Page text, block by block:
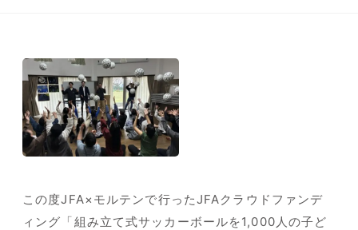
この度JFA×モルテンで行ったJFAクラウドファンデ
ィング「組み立て式サッカーボールを1,000人の子ど